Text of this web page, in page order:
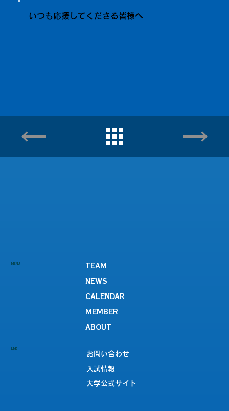
いつも応援してくださる皆様へ
MENU
TEAM
NEWS
CALENDAR
MEMBER
ABOUT
LINK
お問い合わせ
入試情報
大学公式サイト